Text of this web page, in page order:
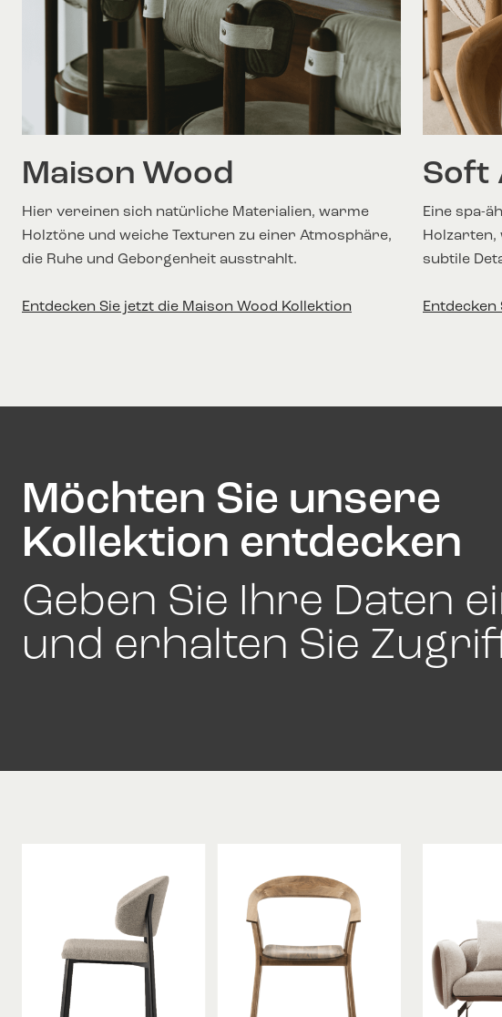
Maison Wood
Hier vereinen sich natürliche Materialien, warme
Holztöne und weiche Texturen zu einer Atmosphäre,
die Ruhe und Geborgenheit ausstrahlt.
Entdecken Sie jetzt die Maison Wood Kollektion
Soft
Eine spa-
Holzarten,
subtile
Entdecken
Möchten Sie unsere
Kollektion entdecken
Geben Sie Ihre Daten
und erhalten Sie